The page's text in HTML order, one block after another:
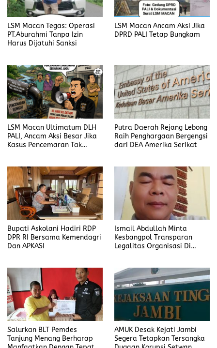
LSM Macan Tegas: Operasi
PT.Aburahmi Tanpa Izin
Harus Dijatuhi Sanksi
LSM Macan Ancam Aksi Jika
DPRD PALI Tetap Bungkam
LSM Macan Ultimatum DLH
PALI, Ancam Aksi Besar Jika
Kasus Pencemaran Tak
Putra Daerah Rejang Lebong
Raih Penghargaan Bergengsi
dari DEA Amerika Serikat
Bupati Askolani Hadiri RDP
DPR RI Bersama Kemendagri
Dan APKASI
Ismail Abdullah Minta
Kesbangpol Transparan
Legalitas Organisasi Di
Salurkan BLT Pemdes
Tanjung Menang Berharap
AMUK Desak Kejati Jambi
Segera Tetapkan Tersangka